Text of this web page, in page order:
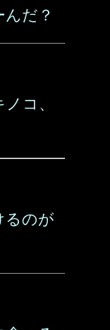
だ？
コ、
るのが